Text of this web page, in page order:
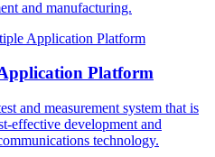
and manufacturing.
Platform
and measurement system that is
effective development and
technology.